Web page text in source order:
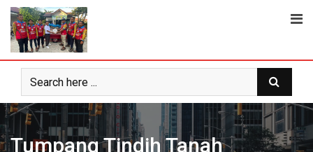
Skip
content
Tumpang Tindih Tanah